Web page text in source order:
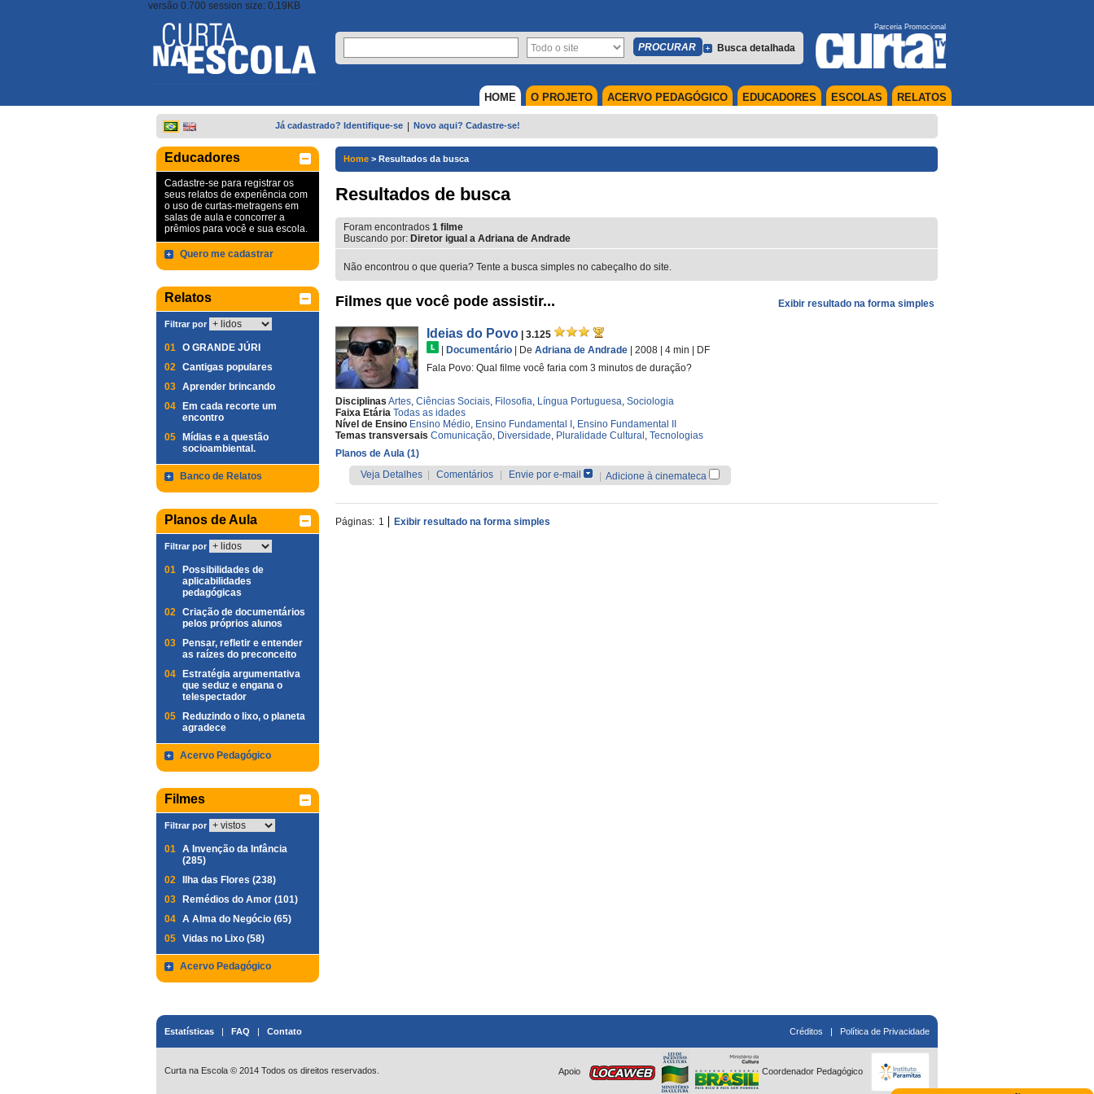
versão 0.700 session size: 0,19KB
Busca detalhada
Parceria Promocional
RELATOS
ESCOLAS
EDUCADORES
ACERVO PEDAGÓGICO
O PROJETO
HOME
Já cadastrado? Identifique-se Novo aqui? Cadastre-se!
Educadores
Cadastre-se para registrar os
seus relatos de experiência com
o uso de curtas-metragens em
salas de aula e concorrer a
prêmios para você e sua escola.
Quero me cadastrar
Relatos
Filtrar por
01 O GRANDE JÚRI
02 Cantigas populares
03 Aprender brincando
04
Em cada recorte um
encontro
05
Mídias e a questão
socioambiental.
Banco de Relatos
Planos de Aula
Filtrar por
01
Possibilidades de
aplicabilidades
pedagógicas
02 Criação de documentários
pelos próprios alunos
03
Pensar, refletir e entender
as raízes do preconceito
04
Estratégia argumentativa
que seduz e engana o
telespectador
05
Reduzindo o lixo, o planeta
agradece
Acervo Pedagógico
Filmes
Filtrar por
01 A Invenção da Infância
(285)
02
Ilha das Flores (238)
03
Remédios do Amor (101)
04 A Alma do Negócio (65)
05 Vidas no Lixo (58)
Acervo Pedagógico
Home > Resultados da busca
Resultados de busca
Foram encontrados 1 filme
Buscando por: Diretor igual a Adriana de Andrade
Não encontrou o que queria? Tente a busca simples no cabeçalho do site.
Exibir resultado na forma simples
Filmes que você pode assistir...
Ideias do Povo
| 3.125
Documentário De Adriana de Andrade | 2008 | 4 min
DF
Fala Povo: Qual filme você faria com 3 minutos de duração?
Disciplinas Artes, Ciências Sociais, Filosofia, Língua Portuguesa, Sociologia
Faixa Etária Todas as idades
Nível de Ensino Ensino Médio, Ensino Fundamental I , Ensino Fundamental II
Temas transversais Comunicação, Diversidade, Pluralidade Cultural , Tecnologias
Planos de Aula (1)
Veja Detalhes
Comentários Envie por e-mail Adicione à cinemateca
Páginas: 1 Exibir resultado na forma simples
Estatísticas | FAQ | Contato Créditos | Política de Privacidade
Curta na Escola © 2014 Todos os direitos reservados. Apoio Coordenador Pedagógico